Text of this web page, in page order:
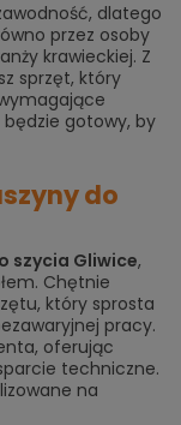
dlatego
przez osoby
krawieckiej. Z
sprzęt, który
będzie gotowy, by
do
szycia Gliwice,
Chętnie
który sprosta
pracy.
oferując
techniczne.
na